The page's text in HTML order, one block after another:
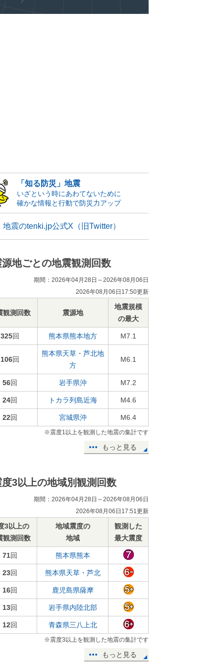
「知る防災」地震
いざという時にあわてないために
確かな情報と行動で防災力アップ
地震のtenki.jp公式X（旧Twitter）
源地ごとの地震観測回数
期間：2026年04月28日～2026年08月06日
2026年08月06日17:50更新
観測回数 震源地
地震規模
の最大
325回 熊本県熊本地方 M7.1
106回
熊本県天草・芦北地
方
M6.1
56回 岩手県沖 M7.2
24回 トカラ列島近海 M4.6
22回 宮城県沖 M6.4
※震度1以上を観測した地震の集計です
もっと見る
度3以上の地域別観測回数
期間：2026年04月28日～2026年08月06日
2026年08月06日17:51更新
3以上の
観測回数
地域震度の
地域
観測した
最大震度
71回 熊本県熊本
23回 熊本県天草・芦北
16回 鹿児島県薩摩
13回 岩手県内陸北部
12回 青森県三八上北
※震度3以上を観測した地震の集計です
もっと見る